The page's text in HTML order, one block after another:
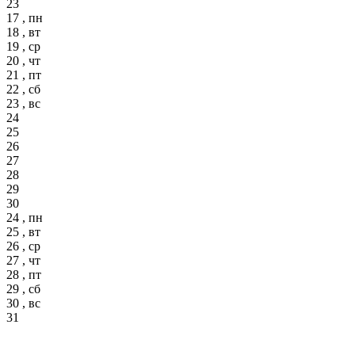
23
17 , пн
18 , вт
19 , ср
20 , чт
21 , пт
22 , сб
23 , вс
24
25
26
27
28
29
30
24 , пн
25 , вт
26 , ср
27 , чт
28 , пт
29 , сб
30 , вс
31